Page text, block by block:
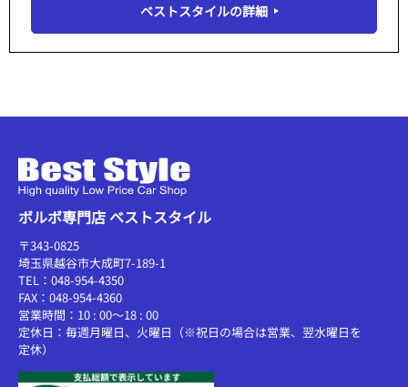
ベストスタイルの詳細
ボルボ専門店 ベストスタイル
〒343-0825
埼玉県越谷市大成町7-189-1
TEL：048-954-4350
FAX：048-954-4360
営業時間：10 : 00～18 : 00
定休日：毎週月曜日、火曜日（※祝日の場合は営業、翌水曜日を
定休）